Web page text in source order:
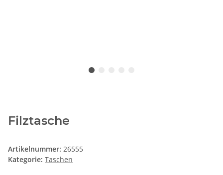
Filztasche
Artikelnummer: 26555
Kategorie: Taschen